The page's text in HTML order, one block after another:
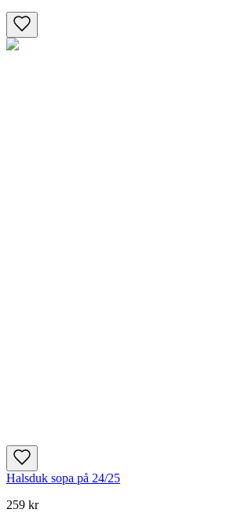
Halsduk sopa på 24/25
259 kr